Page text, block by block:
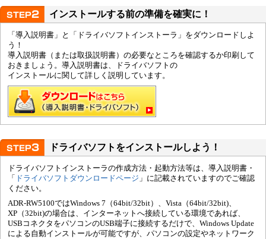
インストールする前の準備を確実に！
「導入説明書」と「ドライバソフトインストーラ」をダウンロードしよ
う！
導入説明書（または取扱説明書）の必要なところを確認するか印刷して
おきましょう。導入説明書は、ドライバソフトの
インストールに関して詳しく説明しています。
ドライバソフトをインストールしよう！
ドライバソフトインストーラの作成方法・起動方法等は、導入説明書・
「
ドライバソフトダウンロードページ 」に記載されていますのでご確認
ください。
ADR-RW5100ではWindows 7（64bit/32bit）、Vista（64bit/32bit)、
XP（32bit)の場合は、インターネットへ接続している環境であれば、
USBコネクタをパソコンのUSB端子に接続するだけで、Windows Update
による自動インストールが可能ですが、パソコンの設定やネットワーク